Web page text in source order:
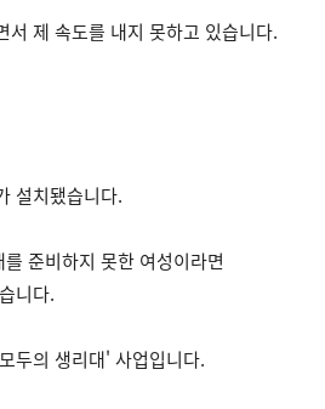
서 제 속도를 내지 못하고 있습니다.
설치됐습니다.
준비하지 못한 여성이라면
니다.
두의 생리대' 사업입니다.